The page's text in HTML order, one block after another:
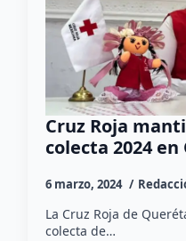
Cruz Roja
colecta 2024
6 marzo, 2024
La Cruz Roja de
colecta de…